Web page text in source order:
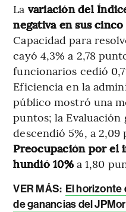
La variación del
negativa en sus
Capacidad para
cayó 4,3% a 2,78
funcionarios cedió
Eficiencia en la
público mostró una
puntos; la
descendió 5%, a 2,09
Preocupación por el
hundió 10%a 1,80
VER MÁS: El horizonte
de ganancias del